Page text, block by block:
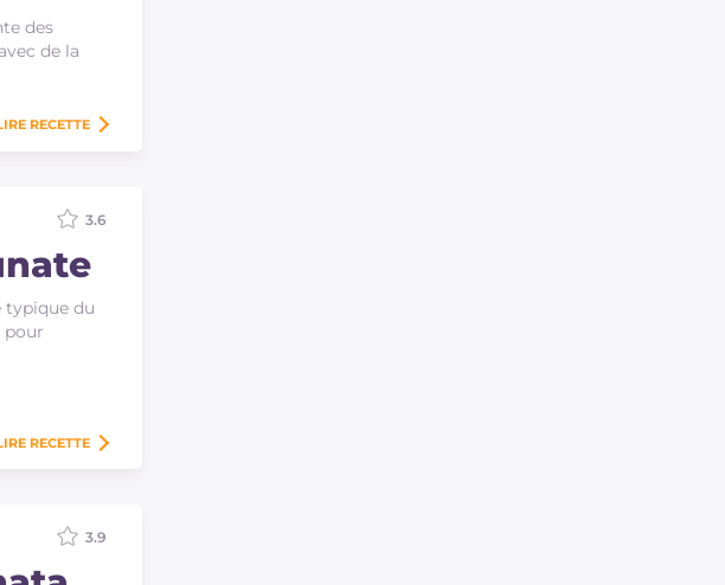
des
de la
RECETTE
typique du
pour
3.6
RECETTE
3.9